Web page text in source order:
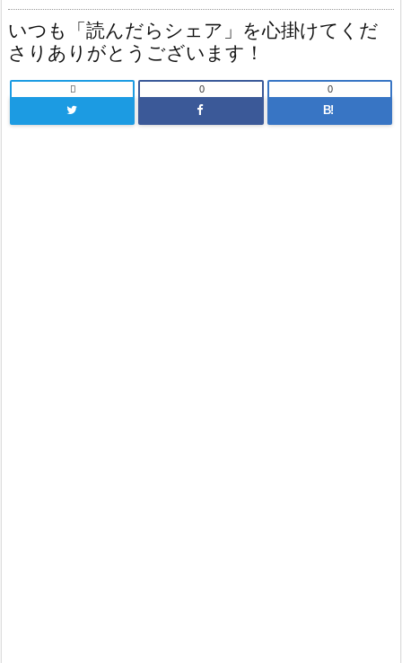
いつも「読んだらシェア」を心掛けてくだ
さりありがとうございます！
 0
B!
0